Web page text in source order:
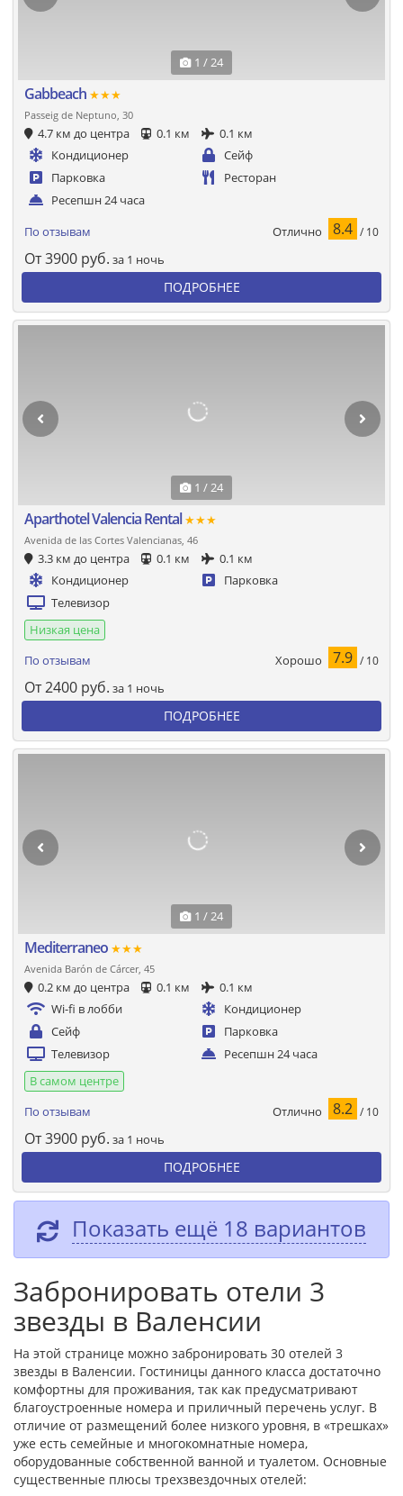
1 / 24
Gabbeach ★★★
Passeig de Neptuno, 30
4.7 км до центра 0.1 км
0.1 км
Кондиционер
Сейф
Парковка
Ресторан
Ресепшн 24 часа
По отзывам Отлично 8.4 / 10
От3900 руб. за 1 ночь
ПОДРОБНЕЕ
1 / 24
Aparthotel Valencia Rental★★★
Avenida de las Cortes Valencianas, 46
3.3 км до центра 0.1 км
0.1 км
Кондиционер
Парковка
Телевизор
Низкая цена
По отзывам
Хорошо 7.9 / 10
От2400 руб. за 1 ночь
ПОДРОБНЕЕ
1 / 24
Mediterraneo ★★★
Avenida Barón de Cárcer, 45
0.2 км до центра 0.1 км
0.1 км
Wi-fi в лобби
Кондиционер
Сейф
Парковка
Телевизор
Ресепшн 24 часа
В самом центре
По отзывам
Отлично 8.2 / 10
От3900 руб. за 1 ночь
ПОДРОБНЕЕ
Показать ещё 18 вариантов
Забронировать отели 3
звезды в Валенсии
На этой странице можно забронировать 30 отелей 3
звезды в Валенсии. Гостиницы данного класса достаточно
комфортны для проживания, так как предусматривают
благоустроенные номера и приличный перечень услуг. В
отличие от размещений более низкого уровня, в «трешках»
уже есть семейные и многокомнатные номера,
оборудованные собственной ванной и туалетом. Основные
существенные плюсы трехзвездочных отелей: